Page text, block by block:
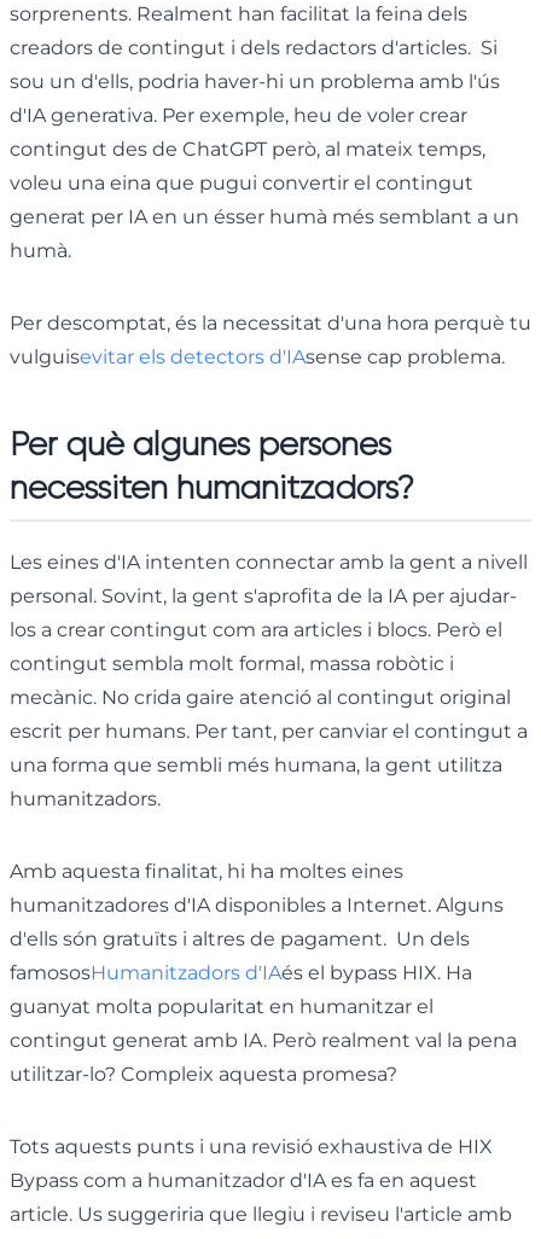
sorprenents. Realment han facilitat la feina dels
creadors de contingut i dels redactors d'articles. Si
sou un d'ells, podria haver-hi un problema amb l'ús
d'IA generativa. Per exemple, heu de voler crear
contingut des de ChatGPT però, al mateix temps,
voleu una eina que pugui convertir el contingut
generat per IA en un ésser humà més semblant a un
humà.
Per descomptat, és la necessitat d'una hora perquè tu
vulguisevitar els detectors d'IAsense cap problema.
Per què algunes persones
necessiten humanitzadors?
Les eines d'IA intenten connectar amb la gent a nivell
personal. Sovint, la gent s'aprofita de la IA per ajudar-
los a crear contingut com ara articles i blocs. Però el
contingut sembla molt formal, massa robòtic i
mecànic. No crida gaire atenció al contingut original
escrit per humans. Per tant, per canviar el contingut a
una forma que sembli més humana, la gent utilitza
humanitzadors.
Amb aquesta finalitat, hi ha moltes eines
humanitzadores d'IA disponibles a Internet. Alguns
d'ells són gratuïts i altres de pagament. Un dels
famososHumanitzadors d'IAés el bypass HIX. Ha
guanyat molta popularitat en humanitzar el
contingut generat amb IA. Però realment val la pena
utilitzar-lo? Compleix aquesta promesa?
Tots aquests punts i una revisió exhaustiva de HIX
Bypass com a humanitzador d'IA es fa en aquest
article. Us suggeriria que llegiu i reviseu l'article amb